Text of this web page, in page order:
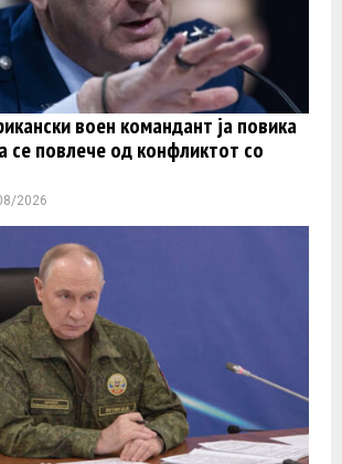
воен командант ја повика
се повлече од конфликтот со
2026